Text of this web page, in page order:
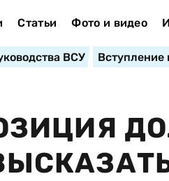
Статьи Фото и видео
ВСУ Вступление